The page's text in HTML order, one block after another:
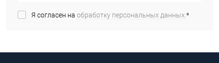
Я согласен на обработку персональных данных.*